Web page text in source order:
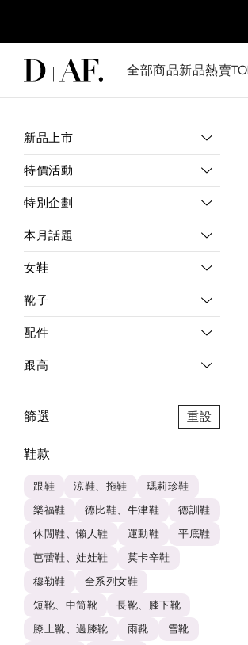
全部商品新品熱賣
新品上市
特價活動
特別企劃
本月話題
女鞋
靴子
配件
跟高
篩選 重設
鞋款
跟鞋 涼鞋、拖鞋
瑪莉珍鞋
樂福鞋
德比鞋、牛津鞋
德訓鞋
休閒鞋、懶人鞋
運動鞋
平底鞋
芭蕾鞋、娃娃鞋
莫卡辛鞋
穆勒鞋
全系列女鞋
短靴、中筒靴
長靴、膝下靴
膝上靴、過膝靴
雨靴
雪靴